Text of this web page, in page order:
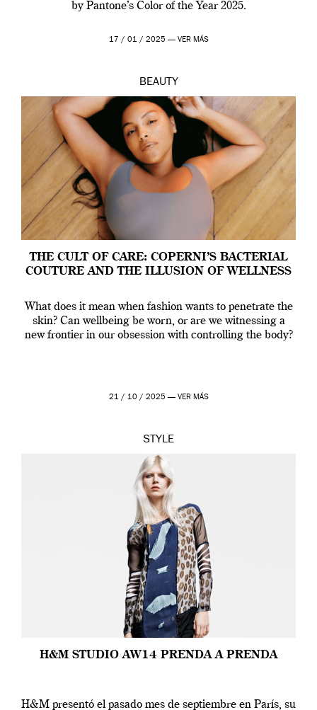
by Pantone’s Color of the Year 2025.
17 / 01 / 2025 — VER MÁS
BEAUTY
THE CULT OF CARE: COPERNI’S BACTERIAL
COUTURE AND THE ILLUSION OF WELLNESS
What does it mean when fashion wants to penetrate the
skin? Can wellbeing be worn, or are we witnessing a
new frontier in our obsession with controlling the body?
21 / 10 / 2025 — VER MÁS
STYLE
H&M STUDIO AW14 PRENDA A PRENDA
H&M presentó el pasado mes de septiembre en París, su